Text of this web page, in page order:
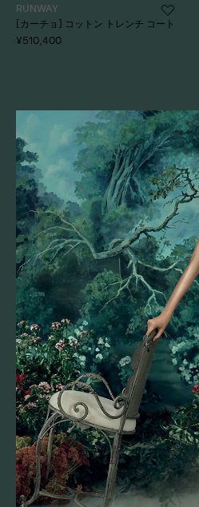
RUNWAY
[カーチョ] コットン トレンチ コート
¥510,400